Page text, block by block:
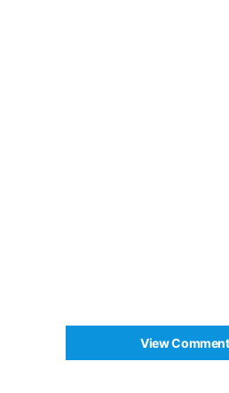
View